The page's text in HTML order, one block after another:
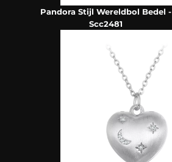
Pandora Stijl Wereldbol Bedel -
Scc2481